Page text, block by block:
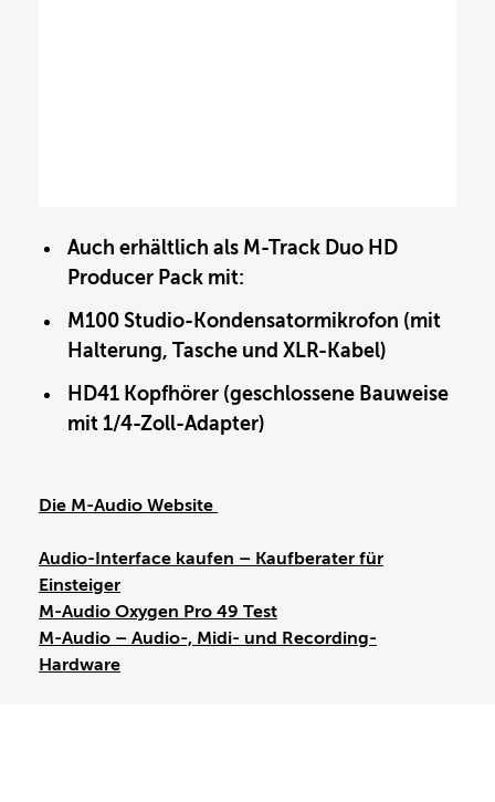
Auch erhältlich als M-Track Duo HD
Producer Pack mit:
M100 Studio-Kondensatormikrofon (mit
Halterung, Tasche und XLR-Kabel)
HD41 Kopfhörer (geschlossene Bauweise
mit 1/4-Zoll-Adapter)
Die M-Audio Website
Audio-Interface kaufen – Kaufberater für
Einsteiger
M-Audio Oxygen Pro 49 Test
M-Audio – Audio-, Midi- und Recording-
Hardware